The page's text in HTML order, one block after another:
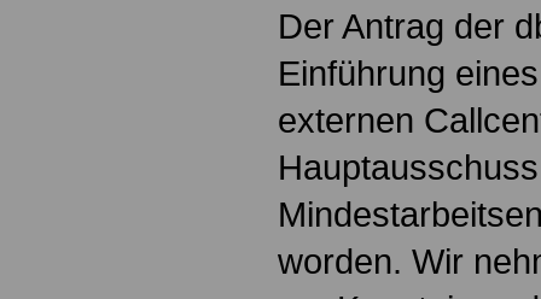
Der Antrag der
Einführung
externen
worden. Wir